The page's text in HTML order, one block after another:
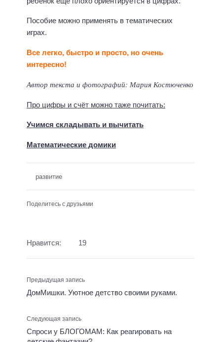
Пособие можно применять в тематических
играх.
Все легко, быстро и просто, но очень
интересно!
Автор текста и фотографий: Мария Костюченко
Про цифры и счёт можно таже почитать:
Учимся складывать и вычитать
Математические домики
развитие
Поделитесь с друзьями
Нравится: 19
Предыдущая запись
ДомМишки. Уютное детство своими руками.
Следующая запись
Спроси у БЛОГОМАМ: Как реагировать на